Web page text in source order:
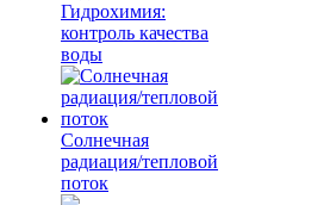
Гидрохимия:
контроль качества
воды
Солнечная
радиация/тепловой
поток